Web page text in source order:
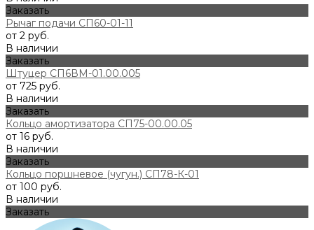
Заказать
Рычаг подачи СП60-01-11
от 2 руб.
В наличии
Заказать
Штуцер СП6ВМ-01.00.005
от 725 руб.
В наличии
Заказать
Кольцо амортизатора СП75-00.00.05
от 16 руб.
В наличии
Заказать
Кольцо поршневое (чугун.) СП78-К-01
от 100 руб.
В наличии
Заказать